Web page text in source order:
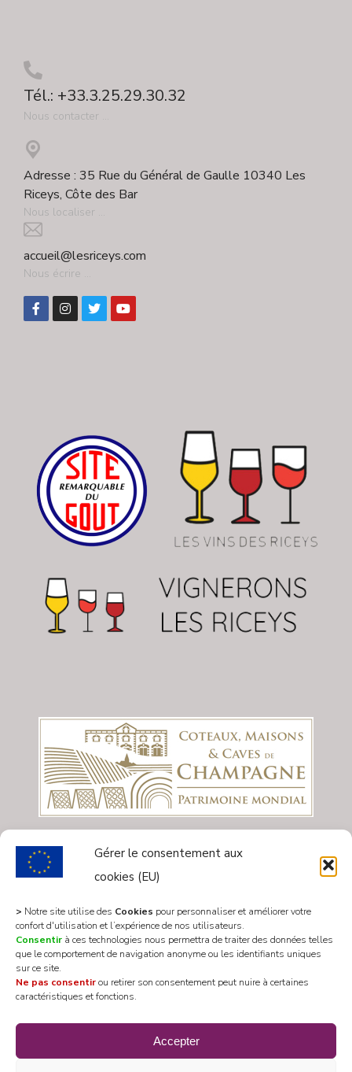
Gérer le consentement aux
cookies (EU)
> Notre site utilise des Cookies pour personnaliser et améliorer votre
confort d'utilisation et l’expérience de nos utilisateurs.
Consentir à ces technologies nous permettra de traiter des données telles
que le comportement de navigation anonyme ou les identifiants uniques
sur ce site.
Ne pas consentirou retirer son consentement peut nuire à certaines
caractéristiques et fonctions.
Accepter
Tél.: +33.3.25.29.30.32
Nous contacter ...
Adresse : 35 Rue du Général de Gaulle 10340 Les
Riceys, Côte des Bar
Nous localiser ...
accueil@lesriceys.com
Nous écrire ...
All rights reserved 2020 © Mairie Les Riceys